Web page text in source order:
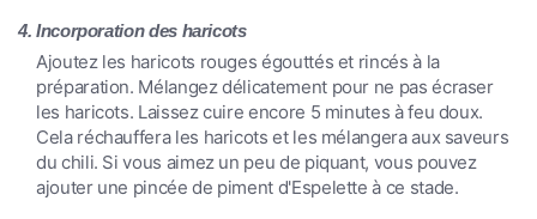
4. Incorporation des haricots
Ajoutez les haricots rouges égouttés et rincés à la
préparation. Mélangez délicatement pour ne pas écraser
les haricots. Laissez cuire encore 5 minutes à feu doux.
Cela réchauffera les haricots et les mélangera aux saveurs
du chili. Si vous aimez un peu de piquant, vous pouvez
ajouter une pincée de piment d'Espelette à ce stade.